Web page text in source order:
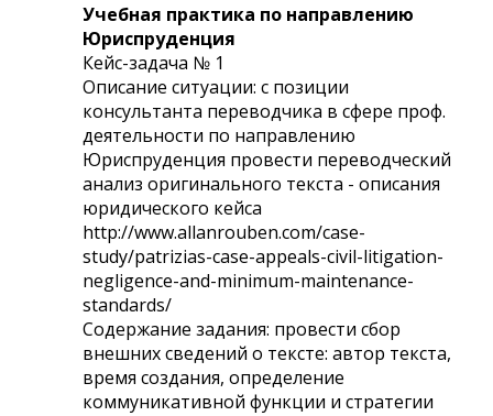
Учебная практика по направлению
Юриспруденция
Кейс-задача № 1
Описание ситуации: с позиции
консультанта переводчика в сфере проф.
деятельности по направлению
Юриспруденция провести переводческий
анализ оригинального текста - описания
юридического кейса
http://www.allanrouben.com/case-
study/patrizias-case-appeals-civil-litigation-
negligence-and-minimum-maintenance-
standards/
Содержание задания: провести сбор
внешних сведений о тексте: автор текста,
время создания, определение
коммуникативной функции и стратегии